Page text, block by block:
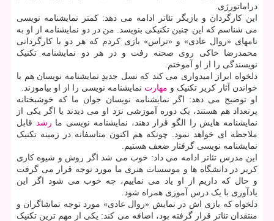
دراماتورژی.
این کارگردان و بازیگر تئاتر ادامه می دهد: کمتر نمایشنامه نویسی
می شناسم که این چنین تکنیکی بنویسد. من در دو نمایشنامه از او به
نامهای «روال عادی» و «تراس» بازی کردم که هر دو با کارگردانی
محمدرضا خاکی روی صحنه رفت و در هر دو نمایشنامه تکنیک
نویسندگی را از او آموختم.
دلخواه ابراز امیدواری می کند که نسل جدیدِ نمایشنامه نویسان هم با
خواندن آثار کریر تکنیک و مهارت نمایشنامه نویسی را از او بیاموزند.
او توضیح می دهد: اگر نمایشنامه نویسان جوان ما که خوشبختانه
پرتعداد هم هستند، یک دوره آموزشی نزد او می دیدند یا اگر یکی از
نمایشنامه هایش را الگو قرار دهند، نمایشنامه نویسی ما رشد قابل
ملاحظه ای خواهد نمود. چونکه هم اکنون متاسفانه در زمینه تکنیک
نمایشنامه نویسی گرفتار ضعف هستیم.
این مدرس تئاتر ادامه می داد: خوب می شد اگر روش و شیوه کاری
کریر در دانشگاه ها و موسسات هنری ما مورد توجه قرار می گرفت
و حال که داریم از او یاد می نماییم، چه خوب می شود اگر این
یادآوری با یک درس آموزی همراه شود.
دلخواه که بازی اش در نمایش «روال عادی» مورد توجه تماشاگران و
منتقدان تئاتر قرار گرفته بود، اضافه می کند: یکی از مهم ترین تکنیک